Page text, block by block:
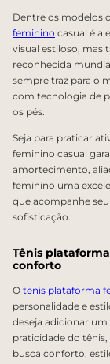
Dentre os modelos
feminino casual é a
visual estiloso, mas
reconhecida
sempre traz para o
com tecnologia de
os pés.
Seja para praticar
feminino casual
amortecimento,
feminino uma
que acompanhe
sofisticação.
Tênis
conforto
O tenis plataforma
personalidade e
deseja adicionar
praticidade do
busca conforto,